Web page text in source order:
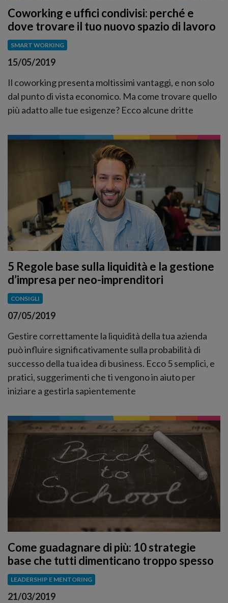
Coworking e uffici condivisi: perché e
dove trovare il tuo nuovo spazio di lavoro
SMART WORKING
15/05/2019
Il coworking presenta moltissimi vantaggi, e non solo
dal punto di vista economico. Ma come trovare quello
più adatto alle tue esigenze? Ecco alcune dritte
5 Regole base sulla liquidità e la gestione
d’impresa per neo-imprenditori
CONSIGLI
07/05/2019
Gestire correttamente la liquidità della tua azienda
può influire significativamente sulla probabilità di
successo della tua idea di business. Ecco 5 semplici, e
pratici, suggerimenti che ti vengono in aiuto per
iniziare a gestirla sapientemente
Come guadagnare di più: 10 strategie
base che tutti dimenticano troppo spesso
LEADERSHIP E MENTORING
21/03/2019